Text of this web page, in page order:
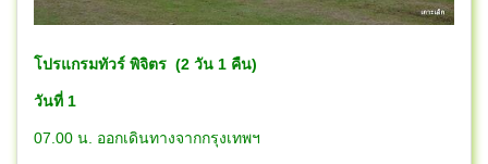
โปรแกรมทัวร์ พิจิตร (2 วัน 1 คืน)
วันที่ 1
07.00 น. ออกเดินทางจากกรุงเทพฯ